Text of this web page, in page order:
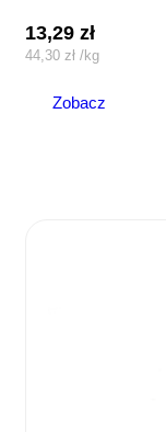
13,29zł
44,30zł /kg
Zobacz